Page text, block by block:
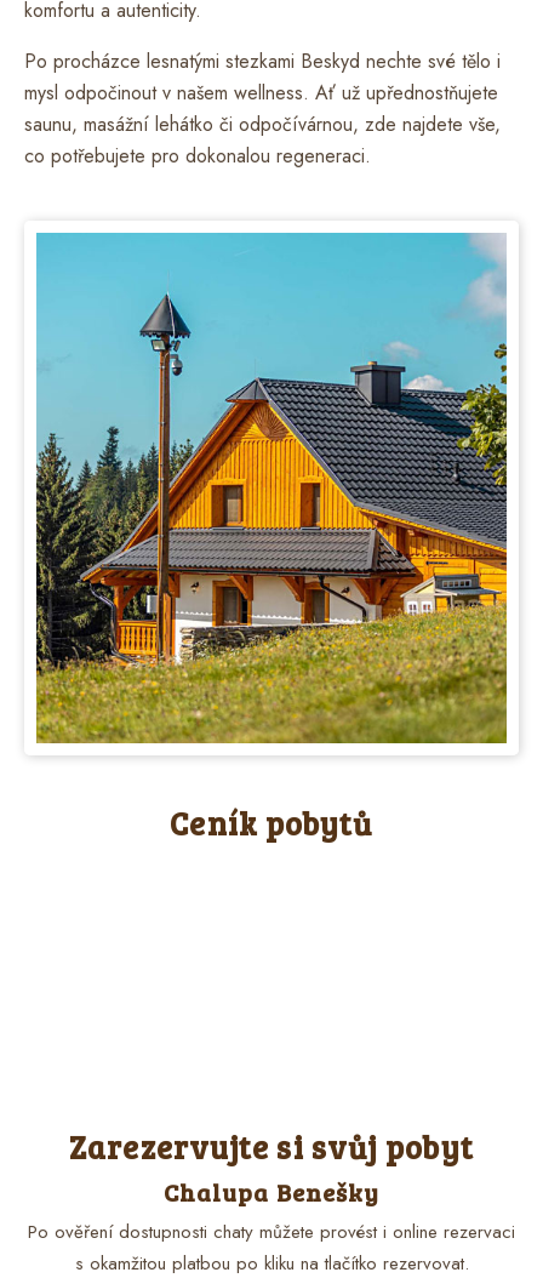
komfortu a autenticity.
Po procházce lesnatými stezkami Beskyd nechte své tělo i
mysl odpočinout v našem wellness. Ať už upřednostňujete
saunu, masážní lehátko či odpočívárnou, zde najdete vše,
co potřebujete pro dokonalou regeneraci.
Ceník pobytů
Zarezervujte si svůj pobyt
Chalupa Benešky
Po ověření dostupnosti chaty můžete provést i online rezervaci
s okamžitou platbou po kliku na tlačítko rezervovat.